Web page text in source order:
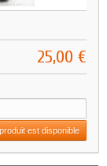
25,00 €
est disponible